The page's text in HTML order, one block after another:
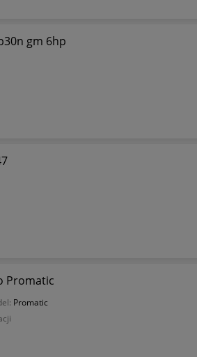
gm 6hp
Promatic
Promatic